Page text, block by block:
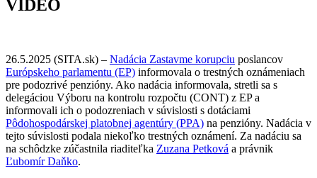
VIDEO
26.5.2025 (SITA.sk) – Nadácia Zastavme korupciu poslancov
Európskeho parlamentu (EP) informovala o trestných oznámeniach
pre podozrivé penzióny. Ako nadácia informovala, stretli sa s
delegáciou Výboru na kontrolu rozpočtu (CONT) z EP a
informovali ich o podozreniach v súvislosti s dotáciami
Pôdohospodárskej platobnej agentúry (PPA) na penzióny. Nadácia v
tejto súvislosti podala niekoľko trestných oznámení. Za nadáciu sa
na schôdzke zúčastnila riaditeľka Zuzana Petková a právnik
Ľubomír Daňko.